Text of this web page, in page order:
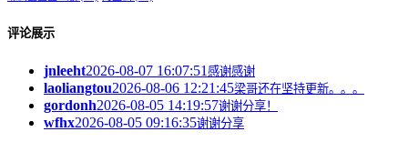
评论展示
jnleeht2026-08-07 16:07:51 感谢感谢
laoliangtou2026-08-06 12:21:45梁哥还在坚持更新。。。
gordonh2026-08-05 14:19:57谢谢分享！
wfhx2026-08-05 09:16:35谢谢分享